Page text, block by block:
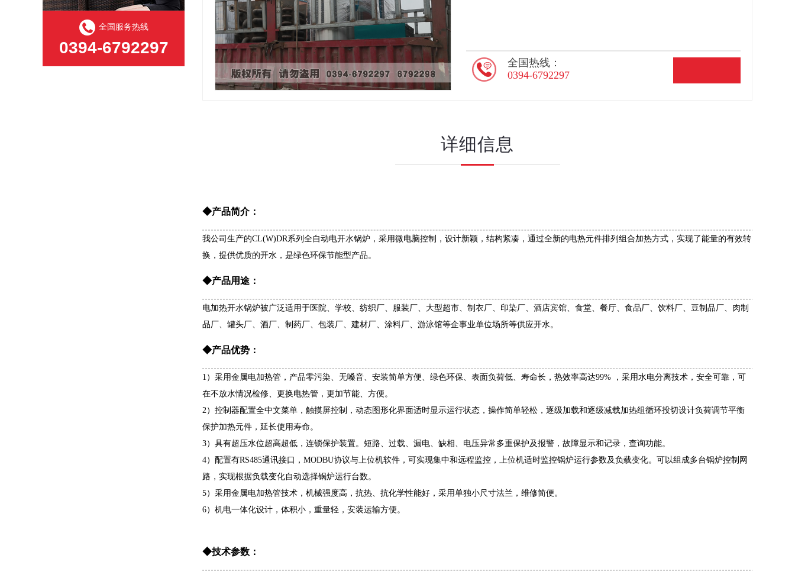
全国服务热线
0394-6792297
全国热线：
0394-6792297
详细信息
◆产品简介：
我公司生产的CL(W)DR系列全自动电开水锅炉，采用微电脑控制，设计新颖，结构紧凑，通过全新的电热元件排列组合加热方式，实现了能量的有效转
换，提供优质的开水，是绿色环保节能型产品。
◆产品用途：
电加热开水锅炉被广泛适用于医院、学校、纺织厂、服装厂、大型超市、制衣厂、印染厂、酒店宾馆、食堂、餐厅、食品厂、饮料厂、豆制品厂、肉制
品厂、罐头厂、酒厂、制药厂、包装厂、建材厂、涂料厂、游泳馆等企事业单位场所等供应开水。
◆产品优势：
1）采用金属电加热管，产品零污染、无嗓音、安装简单方便、绿色环保、表面负荷低、寿命长，热效率高达99% ，采用水电分离技术，安全可靠，可
在不放水情况检修、更换电热管，更加节能、方便。
2）控制器配置全中文菜单，触摸屏控制，动态图形化界面适时显示运行状态，操作简单轻松，逐级加载和逐级减载加热组循环投切设计负荷调节平衡
保护加热元件，延长使用寿命。
3）具有超压水位超高超低，连锁保护装置。短路、过载、漏电、缺相、电压异常多重保护及报警，故障显示和记录，查询功能。
4）配置有RS485通讯接口，MODBU协议与上位机软件，可实现集中和远程监控，上位机适时监控锅炉运行参数及负载变化。可以组成多台锅炉控制网
路，实现根据负载变化自动选择锅炉运行台数。
5）采用金属电加热管技术，机械强度高，抗热、抗化学性能好，采用单独小尺寸法兰，维修简便。
6）机电一体化设计，体积小，重量轻，安装运输方便。
◆技术参数：